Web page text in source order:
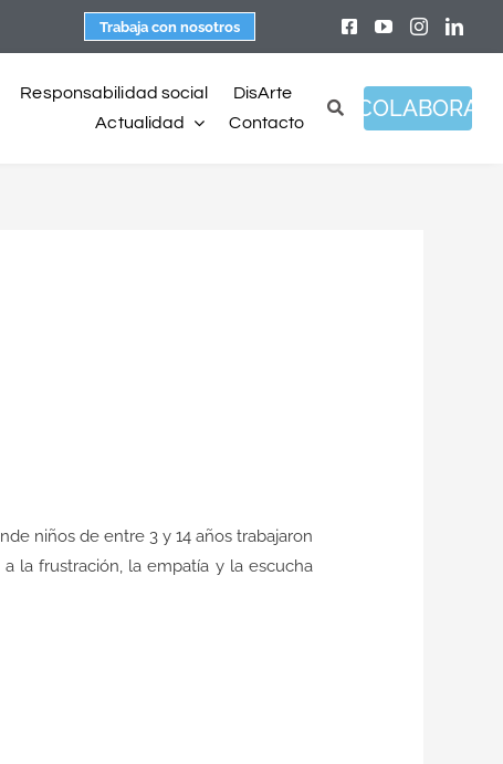
Trabaja con nosotros
Responsabilidad social
DisArte
Actualidad
Contacto
COLABORA
niños de entre 3 y 14 años trabajaron
la frustración, la empatía y la escucha